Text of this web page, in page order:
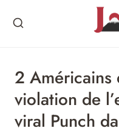
2 Américains
violation de
viral Punch